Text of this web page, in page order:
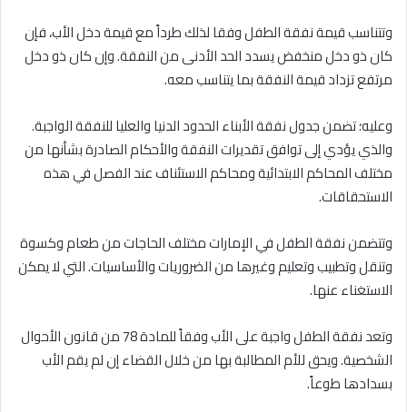
وتتناسب قيمة نفقة الطفل وفقا لذلك طرداً مع قيمة دخل الأب، فإن
كان ذو دخل منخفض يسدد الحد الأدنى من النفقة. وإن كان ذو دخل
مرتفع تزداد قيمة النفقة بما يتناسب معه.
وعليه؛ تضمن جدول نفقة الأبناء الحدود الدنيا والعليا للنفقة الواجبة.
والذي يؤدي إلى توافق تقديرات النفقة والأحكام الصادرة بشأنها من
مختلف المحاكم الابتدائية ومحاكم الاستئناف عند الفصل في هذه
الاستحقاقات.
وتتضمن نفقة الطفل في الإمارات مختلف الحاجات من طعام وكسوة
وتنقل وتطبيب وتعليم وغيرها من الضروريات والأساسيات. التي لا يمكن
الاستغناء عنها.
وتعد نفقة الطفل واجبة على الأب وفقاً للمادة 78 من قانون الأحوال
الشخصية. ويحق للأم المطالبة بها من خلال القضاء إن لم يقم الأب
بسدادها طوعاً.